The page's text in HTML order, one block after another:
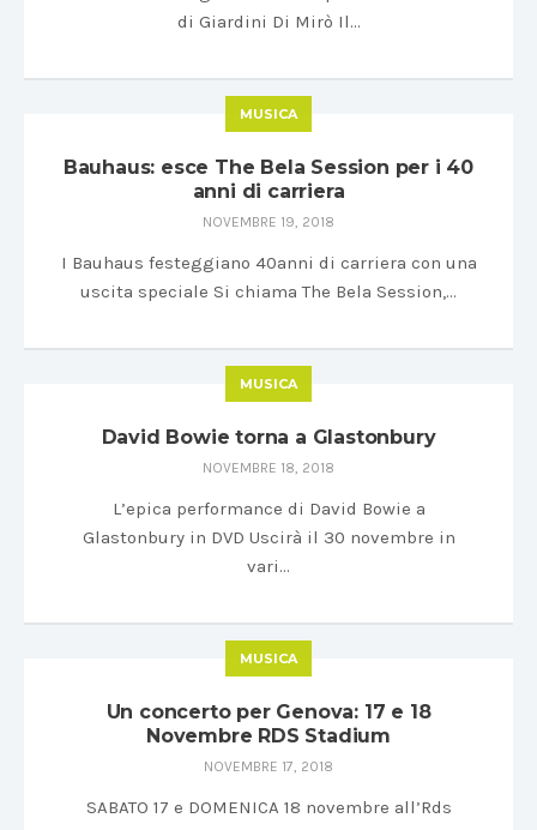
di Giardini Di Mirò Il…
MUSICA
Bauhaus: esce The Bela Session per i 40
anni di carriera
NOVEMBRE 19, 2018
I Bauhaus festeggiano 40anni di carriera con una
uscita speciale Si chiama The Bela Session,…
MUSICA
David Bowie torna a Glastonbury
NOVEMBRE 18, 2018
L’epica performance di David Bowie a
Glastonbury in DVD Uscirà il 30 novembre in
vari…
MUSICA
Un concerto per Genova: 17 e 18
Novembre RDS Stadium
NOVEMBRE 17, 2018
SABATO 17 e DOMENICA 18 novembre all’Rds